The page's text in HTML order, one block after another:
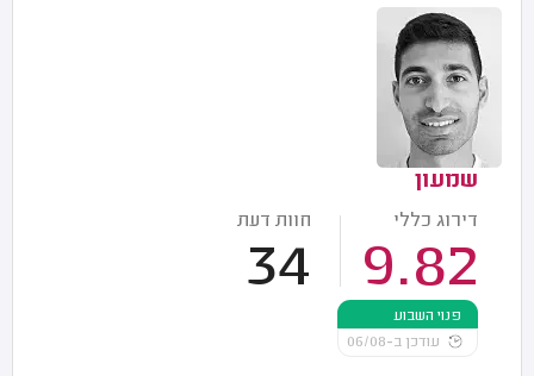
שמעון
דירוג כללי
9.82
חוות דעת
34
פנוי השבוע
עודכן ב-06/08